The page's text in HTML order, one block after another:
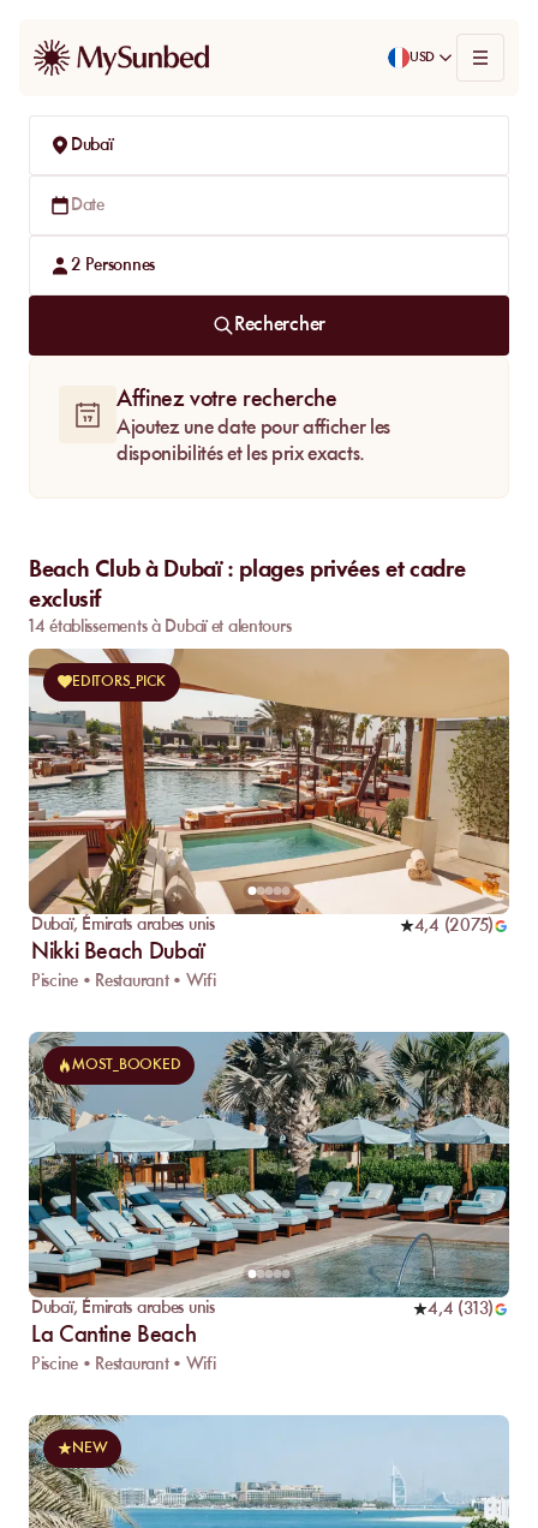
USD
Dubaï
Date
2 Personnes
Rechercher
Affinez votre recherche
Ajoutez une date pour afficher les
disponibilités et les prix exacts.
Beach Club à Dubaï : plages privées et cadre
exclusif
14 établissements à Dubaï et alentours
EDITORS_PICK
Dubaï, Émirats arabes unis 4,4 (2075)
Nikki Beach Dubaï
Piscine • Restaurant • Wifi
MOST_BOOKED
Dubaï, Émirats arabes unis 4,4 (313)
La Cantine Beach
Piscine • Restaurant • Wifi
NEW